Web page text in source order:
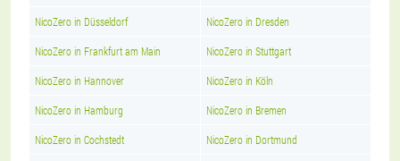
NicoZero in Düsseldorf NicoZero in Dresden
NicoZero in Frankfurt am Main NicoZero in Stuttgart
NicoZero in Hannover NicoZero in Köln
NicoZero in Hamburg NicoZero in Bremen
NicoZero in Cochstedt NicoZero in Dortmund